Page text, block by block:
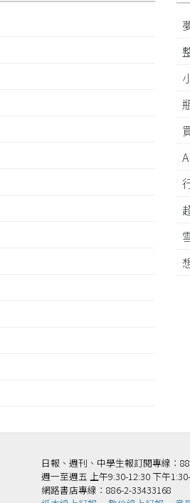
日報、週刊、中學生報訂閱專線：
週一至週五 上午9:30-12:30 下午
網路書店專線：886-2-33433168